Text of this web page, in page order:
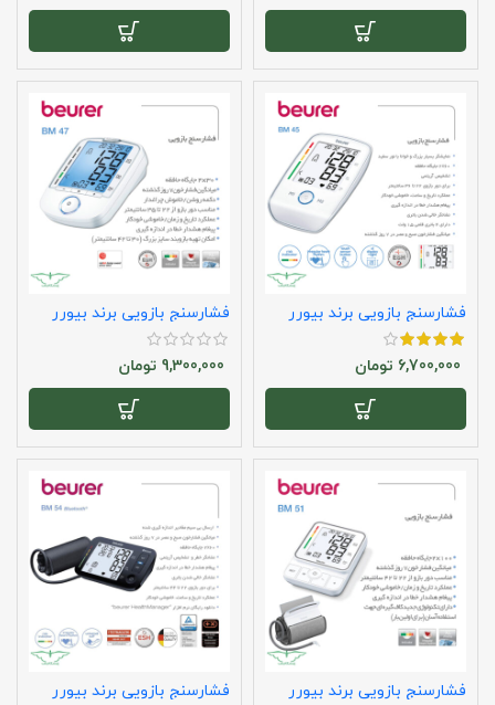
فشارسنج بازویی برند بیورر
مدل bm45
6,700,000 تومان
فشارسنج بازویی برند بیورر
مدل bm47
9,300,000 تومان
فشارسنج بازویی برند بیورر فشارسنج بازویی برند بیورر